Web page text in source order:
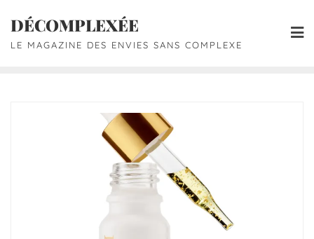
DÉCOMPLEXÉE
LE MAGAZINE DES ENVIES SANS COMPLEXE